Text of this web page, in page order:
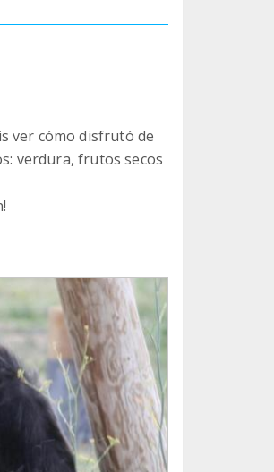
ver cómo disfrutó de
verdura, frutos secos